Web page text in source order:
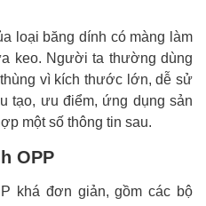
loại băng dính có màng làm
keo. Người ta thường dùng
vì kích thước lớn, dễ sử
tạo, ưu điểm, ứng dụng sản
một số thông tin sau.
OPP
khá đơn giản, gồm các bộ